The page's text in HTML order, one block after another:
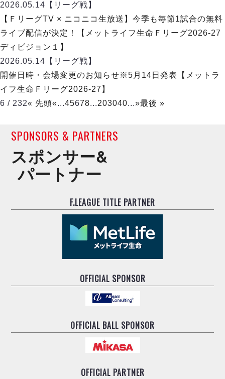
2026.05.14 【リーグ戦】
【ＦリーグTV × ニコニコ生放送】今季も毎節1試合の無料
ライブ配信が決定！【メットライフ生命Ｆリーグ2026-27
ディビジョン１】
2026.05.14 【リーグ戦】
開催日時・会場変更のお知らせ※5月14日発表【メットラ
イフ生命Ｆリーグ2026-27】
6 / 232« 先頭«...45678...203040...»最後 »
SPONSORS & PARTNERS
スポンサー&
パートナー
F.LEAGUE TITLE PARTNER
OFFICIAL SPONSOR
OFFICIAL BALL SPONSOR
OFFICIAL PARTNER